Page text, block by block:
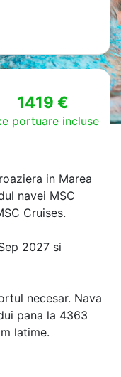
1419 €
portuare incluse
in Marea
navei MSC
Cruises.
2027 si
necesar. Nava
pana la 4363
latime.